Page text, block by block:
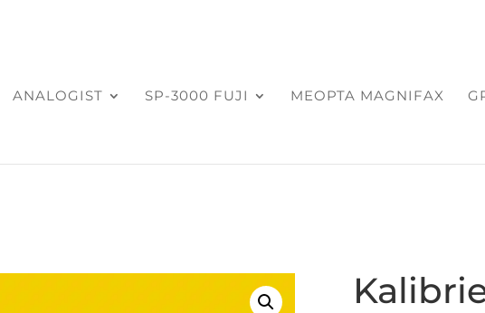
ANALOGIST SP-3000 FUJI MEOPTA MAGNIFAX